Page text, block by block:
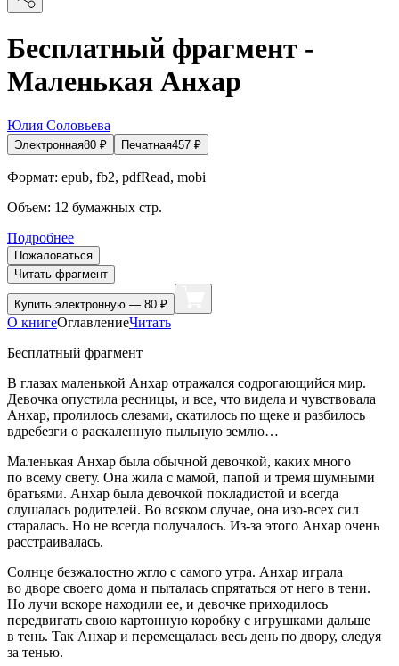
Бесплатный фрагмент -
Маленькая Анхар
Юлия Соловьева
Электронная80 ₽ Печатная457 ₽
Формат: epub, fb2, pdfRead, mobi
Объем: 12 бумажных стр.
Подробнее
Пожаловаться
Читать фрагмент
Купить электронную — 80 ₽
О книгеОглавлениеЧитать
Бесплатный фрагмент
В глазах маленькой Анхар отражался содрогающийся мир.
Девочка опустила ресницы, и все, что видела и чувствовала
Анхар, пролилось слезами, скатилось по щеке и разбилось
вдребезги о раскаленную пыльную землю…
Маленькая Анхар была обычной девочкой, каких много
по всему свету. Она жила с мамой, папой и тремя шумными
братьями. Анхар была девочкой покладистой и всегда
слушалась родителей. Во всяком случае, она изо-всех сил
старалась. Но не всегда получалось. Из-за этого Анхар очень
расстраивалась.
Солнце безжалостно жгло с самого утра. Анхар играла
во дворе своего дома и пыталась спрятаться от него в тени.
Но лучи вскоре находили ее, и девочке приходилось
передвигать свою картонную коробку с игрушками дальше
в тень. Так Анхар и перемещалась весь день по двору, следуя
за тенью.